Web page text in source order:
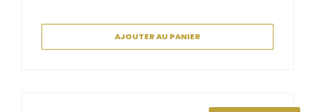
AJOUTER AU PANIER